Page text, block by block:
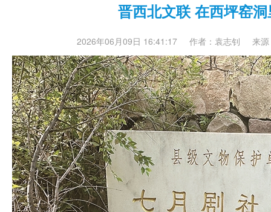
晋西北文联 在西坪窑
2026年06月09日 16:41:17 作者：袁志钊 来